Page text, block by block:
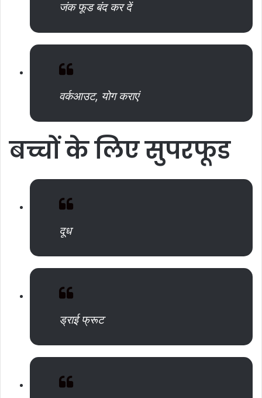
जंक फूड बंद कर दें
वर्कआउट, योग कराएं
बच्चोंकेलिएसुपरफूड
दूध
ड्राई फ्रूट